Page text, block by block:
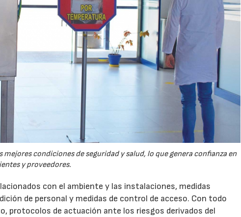
condiciones de seguridad y salud, lo que genera confianza en
y proveedores.
con el ambiente y las instalaciones, medidas
de personal y medidas de control de acceso. Con todo
protocolos de actuación ante los riesgos derivados del